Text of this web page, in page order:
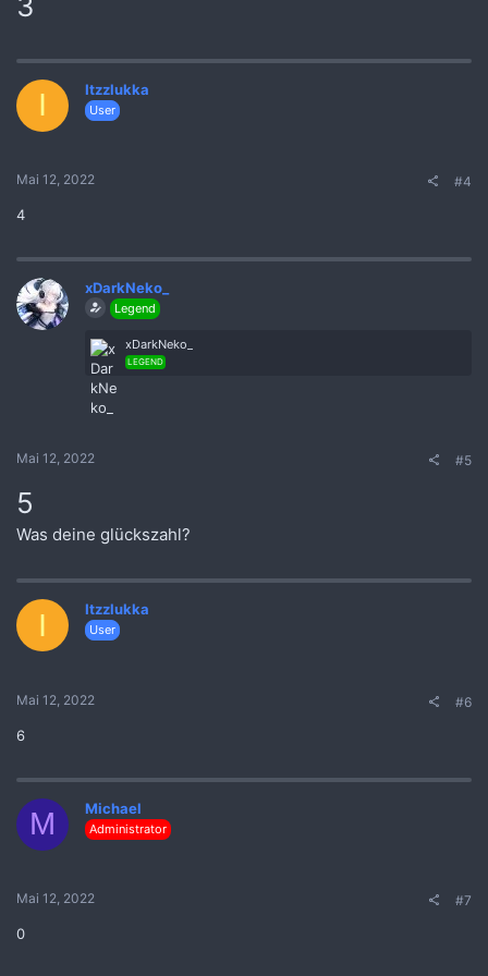
I Itzzlukka
User
Mai 12, 2022 #4
4
xDarkNeko_
Legend
xDarkNeko_
LEGEND
Mai 12, 2022 #5
5
Was deine glückszahl?
I Itzzlukka
User
Mai 12, 2022 #6
6
M Michael
Administrator
Mai 12, 2022 #7
0